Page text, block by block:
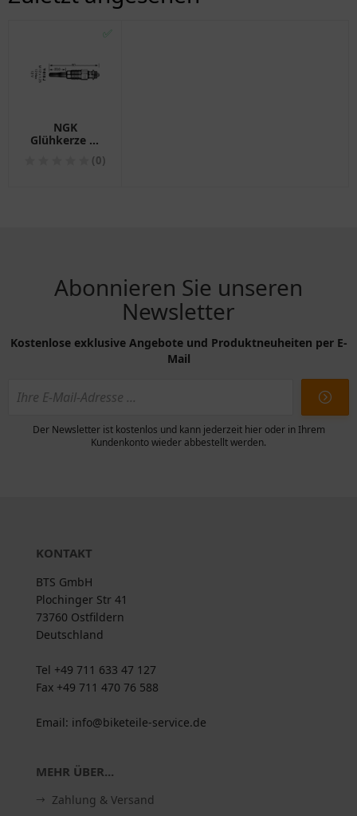
✅
NGK
Glühkerze Y-
918J D-Power(0)
Abonnieren Sie unseren
Newsletter
Kostenlose exklusive Angebote und Produktneuheiten per E-
Mail
Der Newsletter ist kostenlos und kann jederzeit hier oder in Ihrem
Kundenkonto wieder abbestellt werden.
KONTAKT
BTS GmbH
Plochinger Str 41
73760 Ostfildern
Deutschland
Tel +49 711 633 47 127
Fax +49 711 470 76 588
Email: info@biketeile-service.de
MEHR ÜBER...
Zahlung & Versand